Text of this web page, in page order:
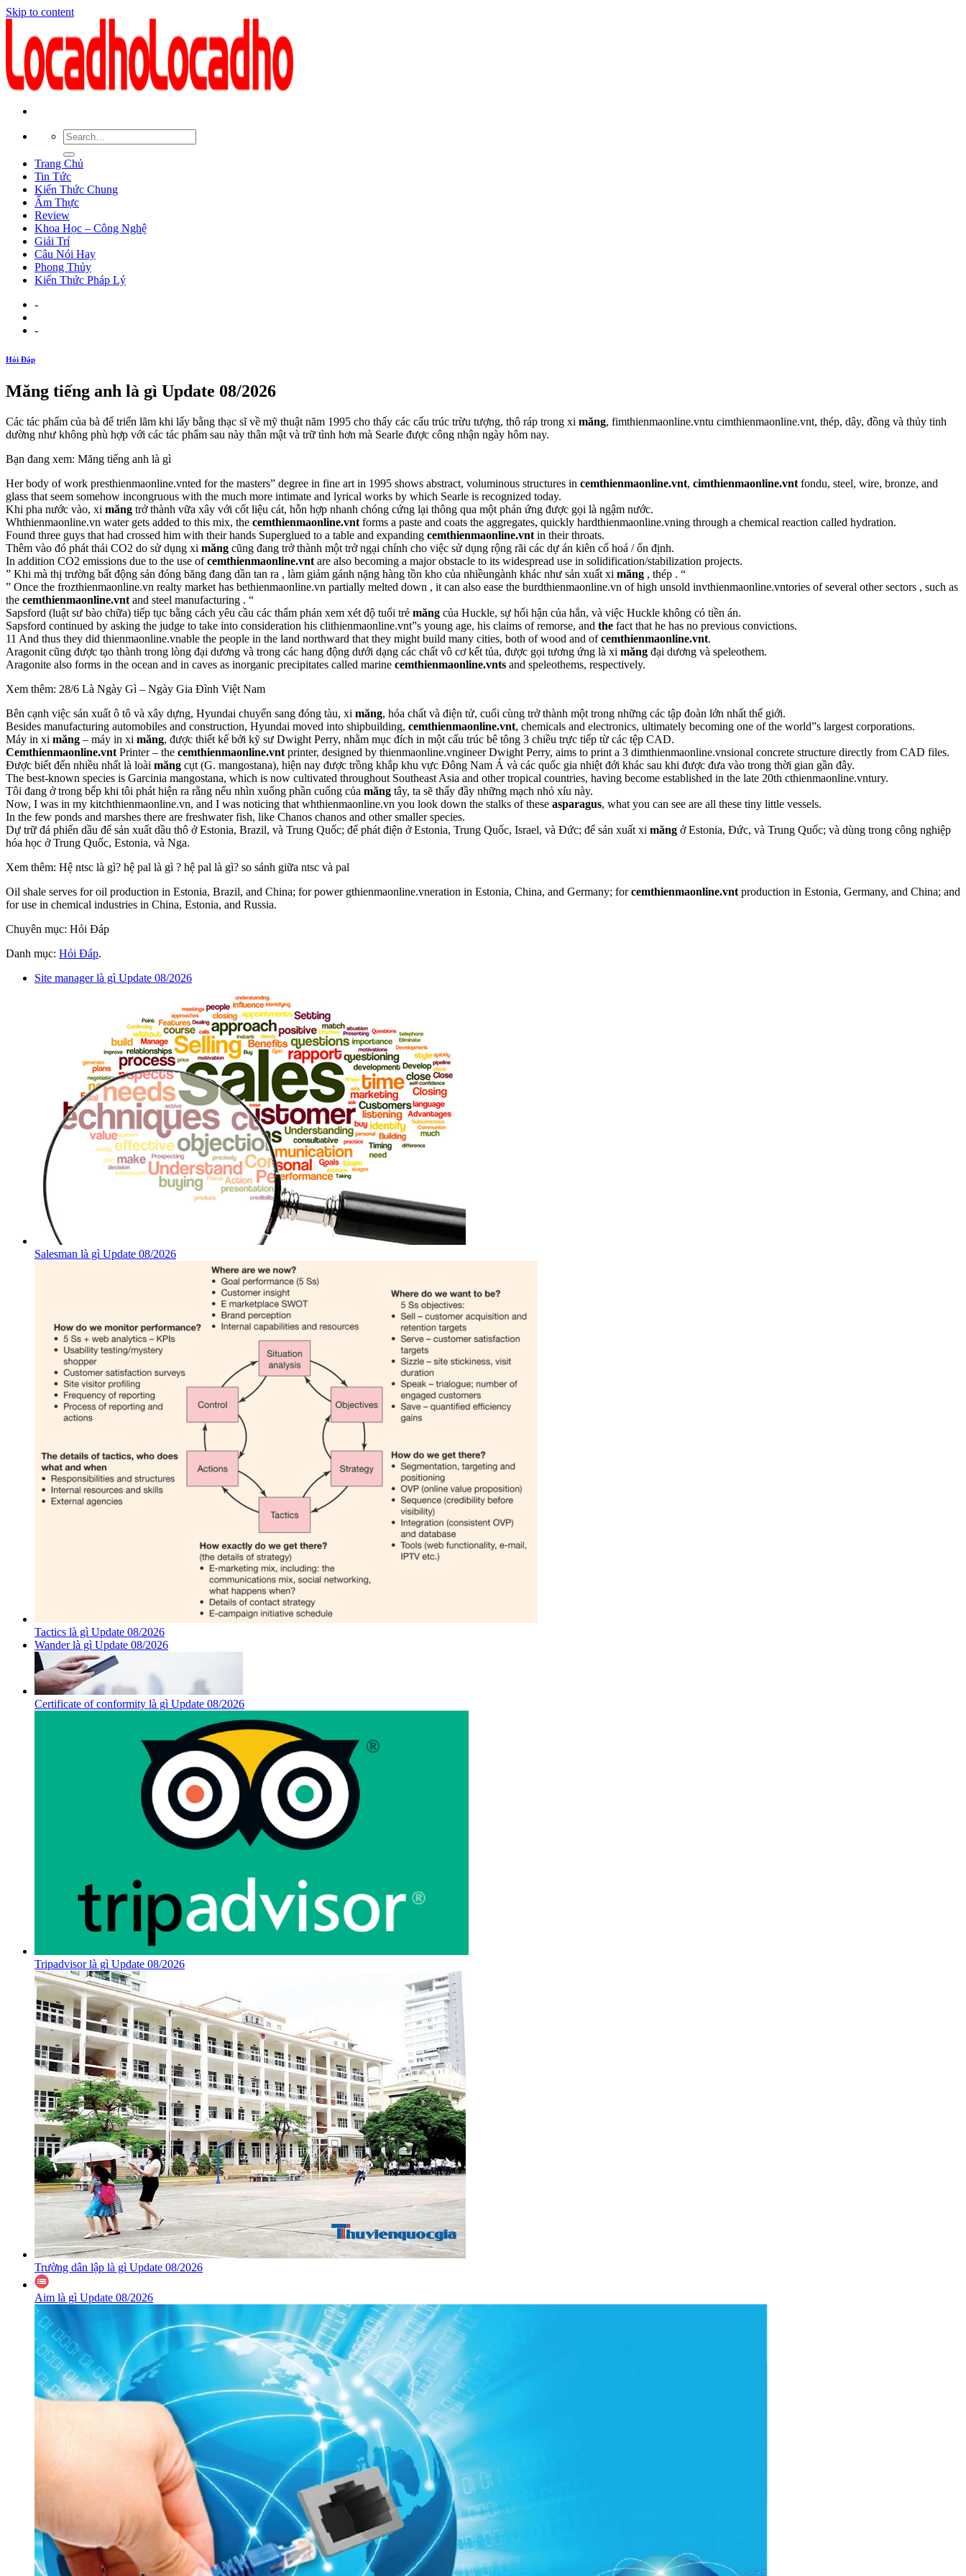
Skip to content
Trang Chủ
Tin Tức
Kiến Thức Chung
Ẩm Thực
Review
Khoa Học – Công Nghệ
Giải Trí
Câu Nói Hay
Phong Thủy
Kiến Thức Pháp Lý
-
-
Hỏi Đáp
Măng tiếng anh là gì Update 08/2026
Các tác phẩm của bà để triển lãm khi lấy bằng thạc sĩ về mỹ thuật năm 1995 cho thấy các cấu trúc trừu tượng, thô ráp trong xi măng, fimthienmaonline.vntu cimthienmaonline.vnt, thép, dây, đồng và thủy tinh
dường như không phù hợp với các tác phẩm sau này thân mật và trữ tình hơn mà Searle được công nhận ngày hôm nay.
Bạn đang xem: Măng tiếng anh là gì
Her body of work presthienmaonline.vnted for the masters” degree in fine art in 1995 shows abstract, voluminous structures in cemthienmaonline.vnt, cimthienmaonline.vnt fondu, steel, wire, bronze, and
glass that seem somehow incongruous with the much more intimate and lyrical works by which Searle is recognized today.
Khi pha nước vào, xi măng trở thành vữa xây với cốt liệu cát, hỗn hợp nhanh chóng cứng lại thông qua một phản ứng được gọi là ngậm nước.
Whthienmaonline.vn water gets added to this mix, the cemthienmaonline.vnt forms a paste and coats the aggregates, quickly hardthienmaonline.vning through a chemical reaction called hydration.
Found three guys that had crossed him with their hands Superglued to a table and expanding cemthienmaonline.vnt in their throats.
Thêm vào đó phát thải CO2 do sử dụng xi măng cũng đang trở thành một trở ngại chính cho việc sử dụng rộng rãi các dự án kiên cố hoá / ổn định.
In addition CO2 emissions due to the use ofcemthienmaonline.vnt are also becoming a major obstacle to its widespread use in solidification/stabilization projects.
” Khi mà thị trường bất động sản đóng băng đang dần tan ra , làm giảm gánh nặng hàng tồn kho của nhiềungành khác như sản xuất xi măng , thép . “
” Once the frozthienmaonline.vn realty market has bethienmaonline.vn partially melted down , it can also ease the burdthienmaonline.vn of high unsold invthienmaonline.vntories of several other sectors , such as
the cemthienmaonline.vnt and steel manufacturing . “
Sapsford (luật sư bào chữa) tiếp tục bằng cách yêu cầu các thẩm phán xem xét độ tuổi trẻ măng của Huckle, sự hối hận của hắn, và việc Huckle không có tiền án.
Sapsford continued by asking the judge to take into consideration his clithienmaonline.vnt”s young age, his claims of remorse, and the fact that he has no previous convictions.
11 And thus they did thienmaonline.vnable the people in the land northward that they might build many cities, both of wood and ofcemthienmaonline.vnt.
Aragonit cũng được tạo thành trong lòng đại dương và trong các hang động dưới dạng các chất vô cơ kết tủa, được gọi tương ứng là xi măng đại dương và speleothem.
Aragonite also forms in the ocean and in caves as inorganic precipitates called marine cemthienmaonline.vnts and speleothems, respectively.
Xem thêm: 28/6 Là Ngày Gì – Ngày Gia Đình Việt Nam
Bên cạnh việc sản xuất ô tô và xây dựng, Hyundai chuyển sang đóng tàu, xi măng, hóa chất và điện tử, cuối cùng trở thành một trong những các tập đoàn lớn nhất thế giới.
Besides manufacturing automobiles and construction, Hyundai moved into shipbuilding, cemthienmaonline.vnt, chemicals and electronics, ultimately becoming one of the world”s largest corporations.
Máy in xi măng – máy in xi măng, được thiết kế bởi kỹ sư Dwight Perry, nhằm mục đích in một cấu trúc bê tông 3 chiều trực tiếp từ các tệp CAD.
Cemthienmaonline.vnt Printer – the cemthienmaonline.vnt printer, designed by thienmaonline.vngineer Dwight Perry, aims to print a 3 dimthienmaonline.vnsional concrete structure directly from CAD files.
Được biết đến nhiều nhất là loài măng cụt (G. mangostana), hiện nay được trồng khắp khu vực Đông Nam Á và các quốc gia nhiệt đới khác sau khi được đưa vào trong thời gian gần đây.
The best-known species is Garcinia mangostana, which is now cultivated throughout Southeast Asia and other tropical countries, having become established in the late 20th cthienmaonline.vntury.
Tôi đang ở trong bếp khi tôi phát hiện ra rằng nếu nhìn xuống phần cuống của măng tây, ta sẽ thấy đầy những mạch nhỏ xíu này.
Now, I was in my kitchthienmaonline.vn, and I was noticing that whthienmaonline.vn you look down the stalks of these asparagus, what you can see are all these tiny little vessels.
In the few ponds and marshes there are freshwater fish, like Chanos chanos and other smaller species.
Dự trữ đá phiến dầu để sản xuất dầu thô ở Estonia, Brazil, và Trung Quốc; để phát điện ở Estonia, Trung Quốc, Israel, và Đức; để sản xuất xi măng ở Estonia, Đức, và Trung Quốc; và dùng trong công nghiệp
hóa học ở Trung Quốc, Estonia, và Nga.
Xem thêm: Hệ ntsc là gì? hệ pal là gì ? hệ pal là gì? so sánh giữa ntsc và pal
Oil shale serves for oil production in Estonia, Brazil, and China; for power gthienmaonline.vneration in Estonia, China, and Germany; forcemthienmaonline.vnt production in Estonia, Germany, and China; and
for use in chemical industries in China, Estonia, and Russia.
Chuyên mục: Hỏi Đáp
Danh mục: Hỏi Đáp.
Site manager là gì Update 08/2026
Salesman là gì Update 08/2026
Tactics là gì Update 08/2026
Wander là gì Update 08/2026
Certificate of conformity là gì Update 08/2026
Tripadvisor là gì Update 08/2026
Trường dân lập là gì Update 08/2026
Aim là gì Update 08/2026